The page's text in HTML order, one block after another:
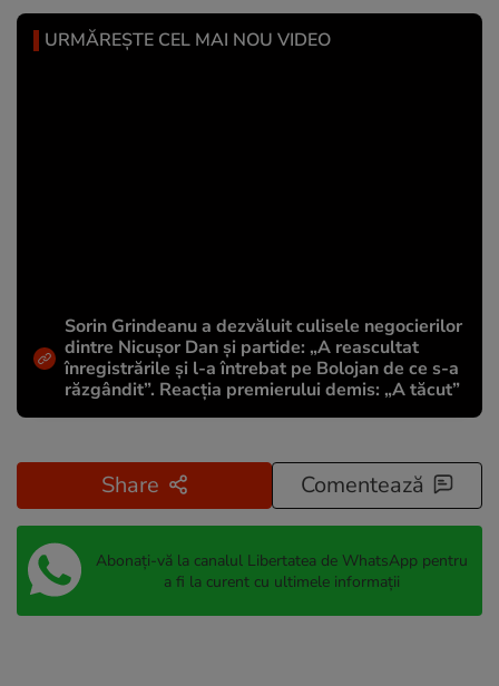
URMĂREȘTE CEL MAI NOU VIDEO
Sorin Grindeanu a dezvăluit culisele negocierilor
dintre Nicușor Dan și partide: „A reascultat
înregistrările și l-a întrebat pe Bolojan de ce s-a
răzgândit”. Reacția premierului demis: „A tăcut”
Share Comentează
Abonați-vă la canalul Libertatea de WhatsApp pentru
a fi la curent cu ultimele informații